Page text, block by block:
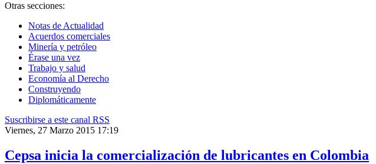
Otras secciones:
Notas de Actualidad
Acuerdos comerciales
Minería y petróleo
Érase una vez
Trabajo y salud
Economía al Derecho
Construyendo
Diplomáticamente
Suscribirse a este canal RSS
Viernes, 27 Marzo 2015 17:19
Cepsa inicia la comercialización de lubricantes en Colombia